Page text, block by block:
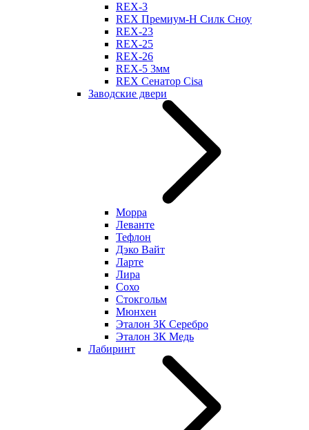
REX-3
REX Премиум-Н Силк Сноу
REX-23
REX-25
REX-26
REX-5 3мм
REX Сенатор Cisa
Заводские двери
Морра
Леванте
Тефлон
Дэко Вайт
Ларте
Лира
Сохо
Стокгольм
Мюнхен
Эталон 3К Серебро
Эталон 3К Медь
Лабиринт